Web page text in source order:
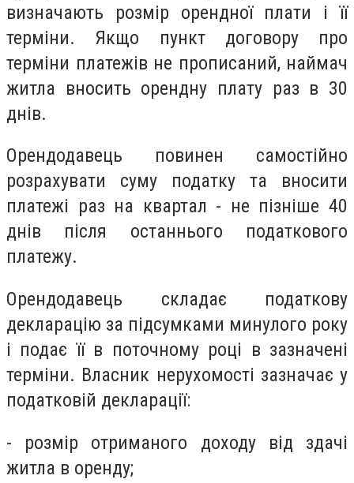
визначають розмір орендної плати і її
терміни. Якщо пункт договору про
терміни платежів не прописаний, наймач
житла вносить орендну плату раз в 30
днів.
Орендодавець повинен самостійно
розрахувати суму податку та вносити
платежі раз на квартал - не пізніше 40
днів після останнього податкового
платежу.
Орендодавець складає податкову
декларацію за підсумками минулого року
і подає її в поточному році в зазначені
терміни. Власник нерухомості зазначає у
податковій декларації:
- розмір отриманого доходу від здачі
житла в оренду;